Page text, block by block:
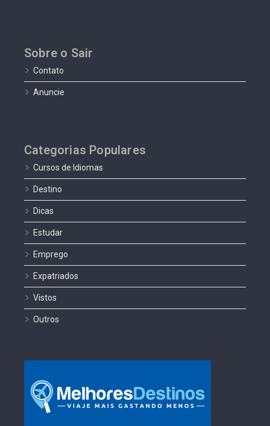
Sobre o Sair
Contato
Anuncie
Categorias Populares
Cursos de Idiomas
Destino
Dicas
Estudar
Emprego
Expatriados
Vistos
Outros